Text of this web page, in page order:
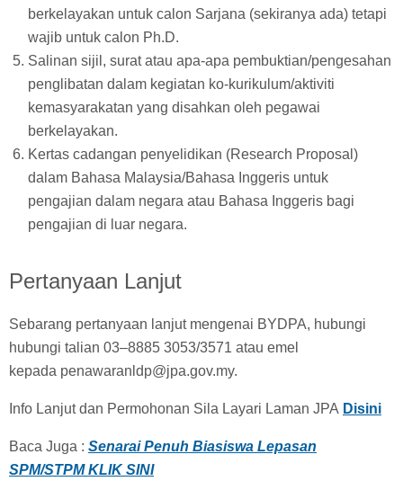
berkelayakan untuk calon Sarjana (sekiranya ada) tetapi
wajib untuk calon Ph.D.
Salinan sijil, surat atau apa-apa pembuktian/pengesahan
penglibatan dalam kegiatan ko-kurikulum/aktiviti
kemasyarakatan yang disahkan oleh pegawai
berkelayakan.
Kertas cadangan penyelidikan (Research Proposal)
dalam Bahasa Malaysia/Bahasa Inggeris untuk
pengajian dalam negara atau Bahasa Inggeris bagi
pengajian di luar negara.
Pertanyaan Lanjut
Sebarang pertanyaan lanjut mengenai BYDPA, hubungi
hubungi talian 03–8885 3053/3571 atau emel
kepada penawaranldp@jpa.gov.my.
Info Lanjut dan Permohonan Sila Layari Laman JPA Disini
Baca Juga : Senarai Penuh Biasiswa Lepasan
SPM/STPM KLIK SINI